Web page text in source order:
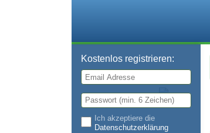
Kostenlos registrieren:
Ich akzeptiere die
Datenschutzerklärung